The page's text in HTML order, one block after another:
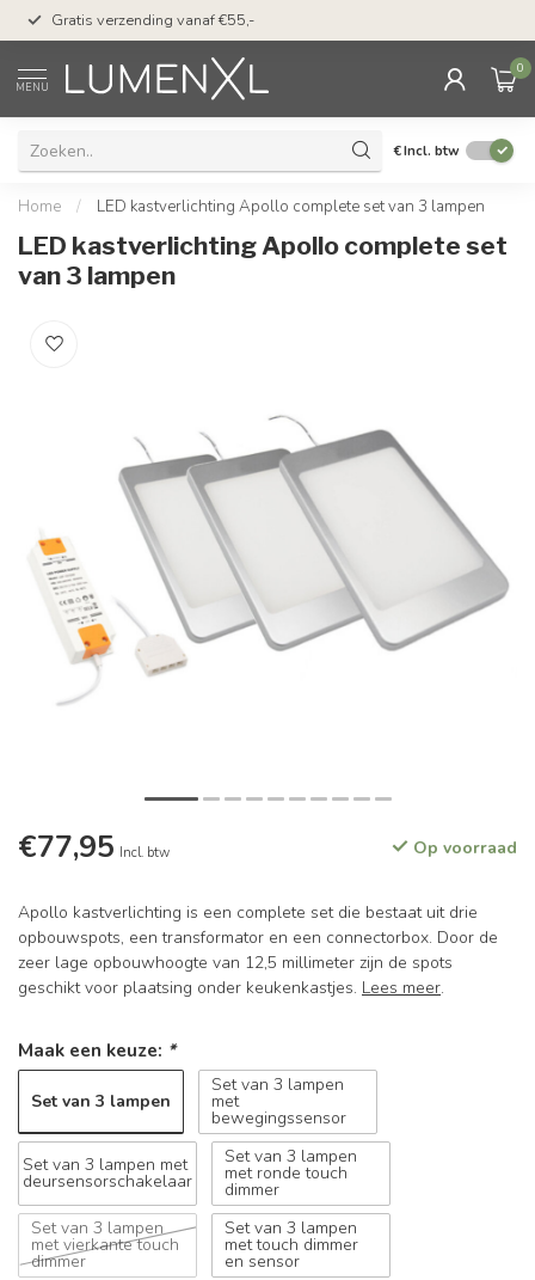
Gratis verzending vanaf €55,-
MENU
0
€Incl. btw
Home / LED kastverlichting Apollo complete set van 3 lampen
LED kastverlichting Apollo complete set
van 3 lampen
€77,95 Incl. btw Op voorraad
Apollo kastverlichting is een complete set die bestaat uit drie
opbouwspots, een transformator en een connectorbox. Door de
zeer lage opbouwhoogte van 12,5 millimeter zijn de spots
geschikt voor plaatsing onder keukenkastjes. Lees meer.
Maak een keuze: *
Set van 3 lampen
Set van 3 lampen
met
bewegingssensor
Set van 3 lampen met
deursensorschakelaar
Set van 3 lampen
met ronde touch
dimmer
Set van 3 lampen
met vierkante touch
dimmer
Set van 3 lampen
met touch dimmer
en sensor